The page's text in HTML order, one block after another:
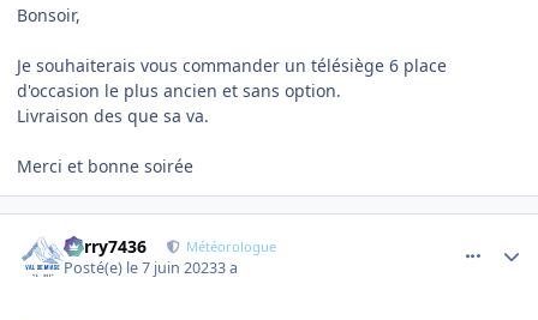
Bonsoir,
Je souhaiterais vous commander un télésiège 6 place
d'occasion le plus ancien et sans option.
Livraison des que sa va.
Merci et bonne soirée
Perry7436 Météorologue
Posté(e) le 7 juin 20233 a